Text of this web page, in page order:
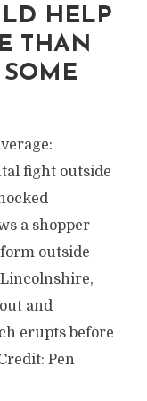
HELP
THAN
fight outside
a shopper
outside
and
erupts before
Pen